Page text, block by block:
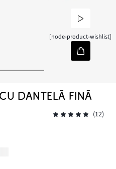
[node-product-wishlist]
DANTELĂ FINĂ
(12)